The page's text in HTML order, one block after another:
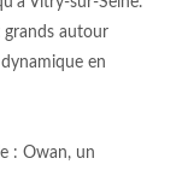
grands autour
en
: Owan, un